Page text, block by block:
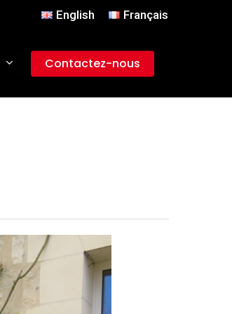
English Français
Contactez-nous